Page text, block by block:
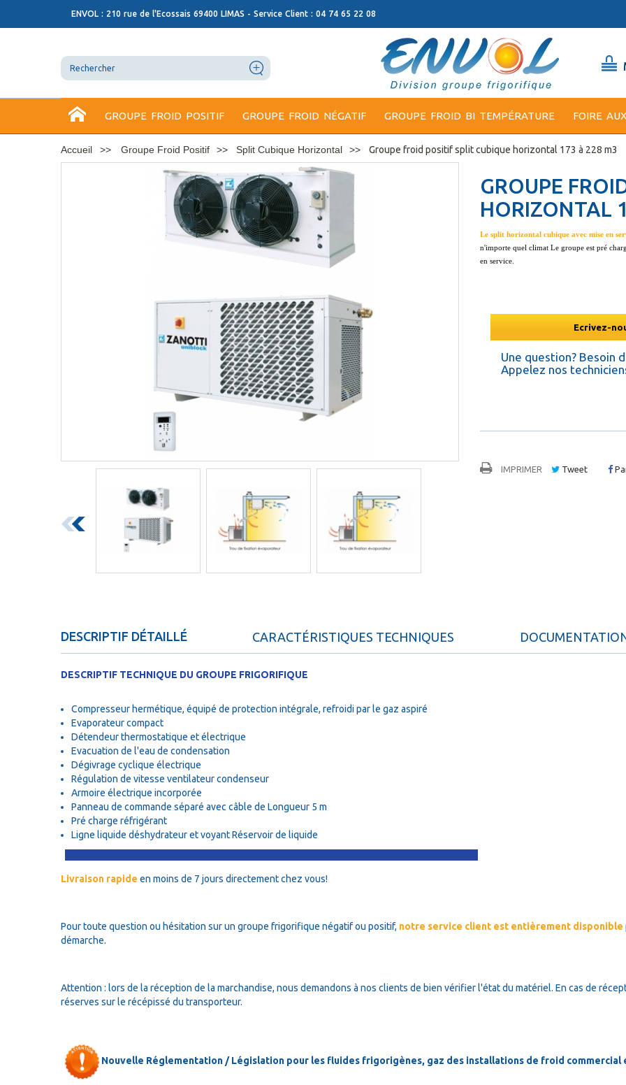
ENVOL : 210 rue de l'Ecossais 69400 LIMAS - Service Client : 04 74 65 22 08
GROUPE FROID POSITIF GROUPE FROID NÉGATIF GROUPE FROID BI TEMPÉRATURE FOIRE
Accueil Groupe Froid Positif Split Cubique Horizontal Groupe froid positif split cubique horizontal 173 à 228 m3
GROUPE
HORIZONTAL
Le split horizontal cubique avec mise en
n'importe quel climat Le groupe est pré
en service.
Ecrivez-
Une question? Besoin
Appelez nos
IMPRIMER Tweet
DESCRIPTIF DÉTAILLÉ CARACTÉRISTIQUES TECHNIQUES
DESCRIPTIF TECHNIQUE DU GROUPE FRIGORIFIQUE
Compresseur hermétique, équipé de protection intégrale, refroidi par le gaz aspiré
Evaporateur compact
Détendeur thermostatique et électrique
Evacuation de l'eau de condensation
Dégivrage cyclique électrique
Régulation de vitesse ventilateur condenseur
Armoire électrique incorporée
Panneau de commande séparé avec câble de Longueur 5 m
Pré charge réfrigérant
Ligne liquide déshydrateur et voyant Réservoir de liquide
Livraison rapide en moins de 7 jours directement chez vous!
Pour toute question ou hésitation sur un groupe frigorifique négatif ou positif, notre service client est entièrement disponible
démarche.
Attention : lors de la réception de la marchandise, nous demandons à nos clients de bien vérifier l'état du matériel. En cas de
réserves sur le récépissé du transporteur.
Nouvelle Réglementation / Législation pour les fluides frigorigènes, gaz des installations de froid commercial